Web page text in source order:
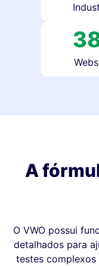
A
O VWO possui
detalhados para
testes complexos